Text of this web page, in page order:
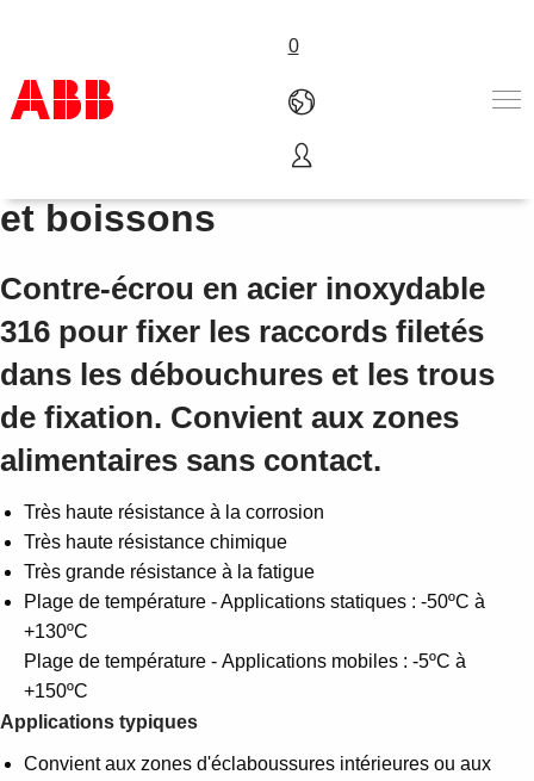
0
Produits & Services
Industries
A propos
Contactez-nous
Carrières
Contre-écrou pour aliments
et boissons
Contre-écrou en acier inoxydable
316 pour fixer les raccords filetés
dans les débouchures et les trous
de fixation. Convient aux zones
alimentaires sans contact.
Très haute résistance à la corrosion
Très haute résistance chimique
Très grande résistance à la fatigue
Plage de température - Applications statiques : -50ºC à
+130ºC
Plage de température - Applications mobiles : -5ºC à
+150ºC
Applications typiques
Convient aux zones d'éclaboussures intérieures ou aux